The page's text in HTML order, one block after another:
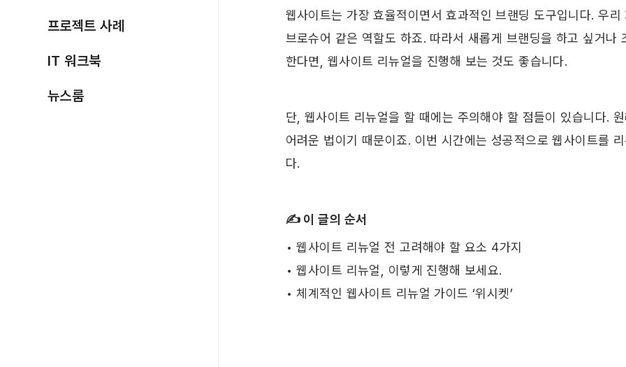
프로젝트 사례
IT 워크북
뉴스룸
웹사이트는 가장 효율적이면서 효과적인 브랜딩 도구입니다. 우
브로슈어 같은 역할도 하죠. 따라서 새롭게 브랜딩을 하고 싶거나
한다면, 웹사이트 리뉴얼을 진행해 보는 것도 좋습니다. ​
단, 웹사이트 리뉴얼을 할 때에는 주의해야 할 점들이 있습니다. 원
어려운 법이기 때문이죠. 이번 시간에는 성공적으로 웹사이트를
다. ​
✍️ 이 글의 순서
• 웹사이트 리뉴얼 전 고려해야 할 요소 4가지
• 웹사이트 리뉴얼, 이렇게 진행해 보세요.
• 체계적인 웹사이트 리뉴얼 가이드 ‘위시켓’